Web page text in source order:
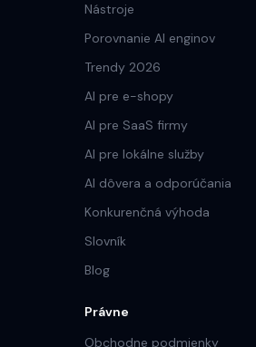
Nástroje
Porovnanie AI enginov
Trendy 2026
AI pre e-shopy
AI pre SaaS firmy
AI pre lokálne služby
AI dôvera a odporúčania
Konkurenčná výhoda
Slovník
Blog
Právne
Obchodne podmienky